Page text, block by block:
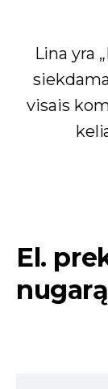
Lina yra
visais
El.
nugarą